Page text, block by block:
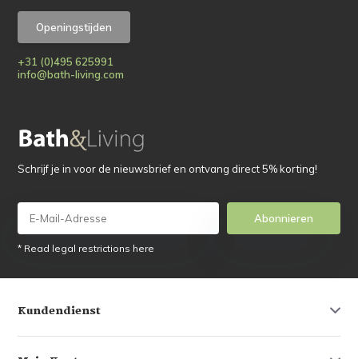
Openingstijden
+31 (0)495 625991
info@bath-living.com
Schrijf je in voor de nieuwsbrief en ontvang direct 5% korting!
Abonnieren
* Read legal restrictions here
Kundendienst